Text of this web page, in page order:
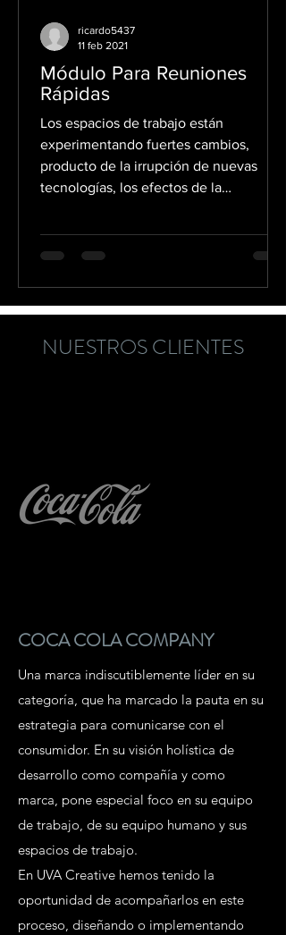
Módulo Para Reuniones
Rápidas
Los espacios de trabajo están
experimentando fuertes cambios,
producto de la irrupción de nuevas
tecnologías, los efectos de la
ricardo5437
11 feb 2021
NUESTROS CLIENTES
COCA COLA COMPANY
Una marca indiscutiblemente líder en su
categoría, que ha marcado la pauta en su
estrategia para comunicarse con el
consumidor. En su visión holística de
desarrollo como compañía y como
marca, pone especial foco en su equipo
de trabajo, de su equipo humano y sus
espacios de trabajo.
En UVA Creative hemos tenido la
oportunidad de acompañarlos en este
proceso, diseñando o implementando